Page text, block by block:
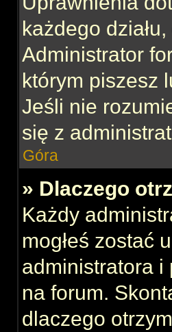
każdego
Administrator
którym piszesz
Jeśli nie
się z
Góra
» Dlaczego
Każdy
mogłeś zostać
administratora i
na forum.
dlaczego